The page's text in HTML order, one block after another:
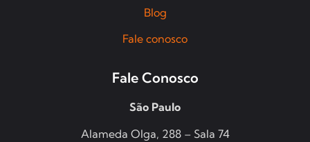
Blog
Fale conosco
Fale Conosco
São Paulo
Alameda Olga, 288 – Sala 74